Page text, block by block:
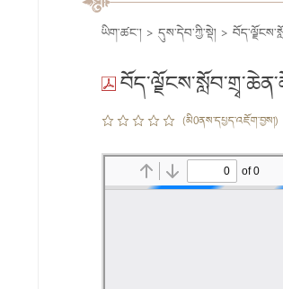
ཡིག་ཚང་། > དུས་དེབ་ཀྱི་སྡེ། >